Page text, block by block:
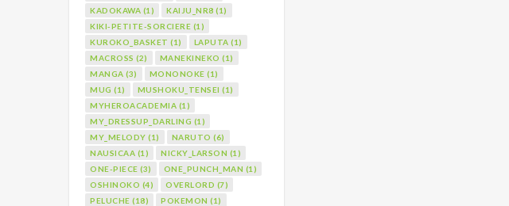
KADOKAWA (1)
KAIJU_NR8 (1)
KIKI-PETITE-SORCIERE (1)
KUROKO_BASKET (1)
LAPUTA (1)
MACROSS (2)
MANEKINEKO (1)
MANGA (3)
MONONOKE (1)
MUG (1)
MUSHOKU_TENSEI (1)
MYHEROACADEMIA (1)
MY_DRESSUP_DARLING (1)
MY_MELODY (1)
NARUTO (6)
NAUSICAA (1)
NICKY_LARSON (1)
ONE-PIECE (3)
ONE_PUNCH_MAN (1)
OSHINOKO (4)
OVERLORD (7)
PELUCHE (18)
POKEMON (1)